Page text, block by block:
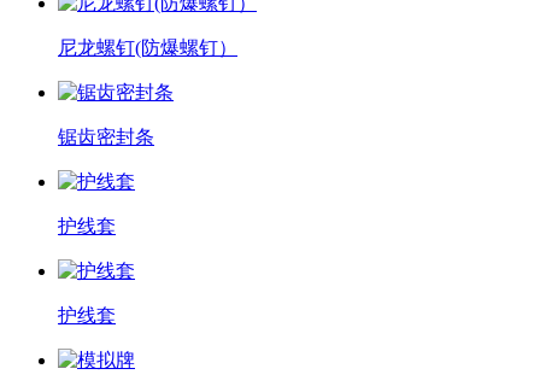
尼龙螺钉(防爆螺钉）
锯齿密封条
护线套
护线套